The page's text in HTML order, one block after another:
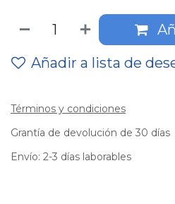
Añadir a lista de
Términos y condiciones
Grantía de devolución de 30 días
Envío: 2-3 días laborables